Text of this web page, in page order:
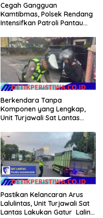
Cegah Gangguan
Kamtibmas, Polsek Rendang
Intensifkan Patroli Pantau
Berkendara Tanpa
Komponen yang Lengkap,
Unit Turjawali Sat Lantas
Tilang Manual
Pastikan Kelancaran Arus
Lalulintas, Unit Turjawali Sat
Lantas Lakukan Gatur Lalin